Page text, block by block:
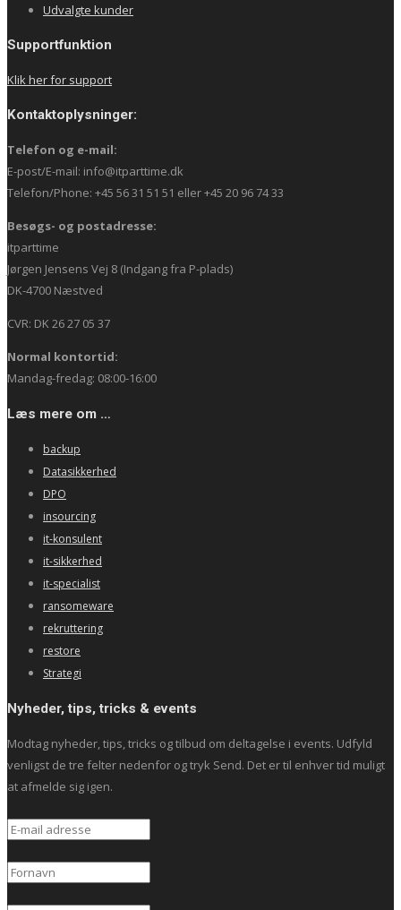
Udvalgte kunder
Supportfunktion
Klik her for support
Kontaktoplysninger:
Telefon og e-mail:
E-post/E-mail: info@itparttime.dk
Telefon/Phone: +45 56 31 51 51 eller +45 20 96 74 33
Besøgs- og postadresse:
itparttime
Jørgen Jensens Vej 8 (Indgang fra P-plads)
DK-4700 Næstved
CVR: DK 26 27 05 37
Normal kontortid:
Mandag-fredag: 08:00-16:00
Læs mere om …
backup
Datasikkerhed
DPO
insourcing
it-konsulent
it-sikkerhed
it-specialist
ransomeware
rekruttering
restore
Strategi
Nyheder, tips, tricks & events
Modtag nyheder, tips, tricks og tilbud om deltagelse i events. Udfyld
venligst de tre felter nedenfor og tryk Send. Det er til enhver tid muligt
at afmelde sig igen.